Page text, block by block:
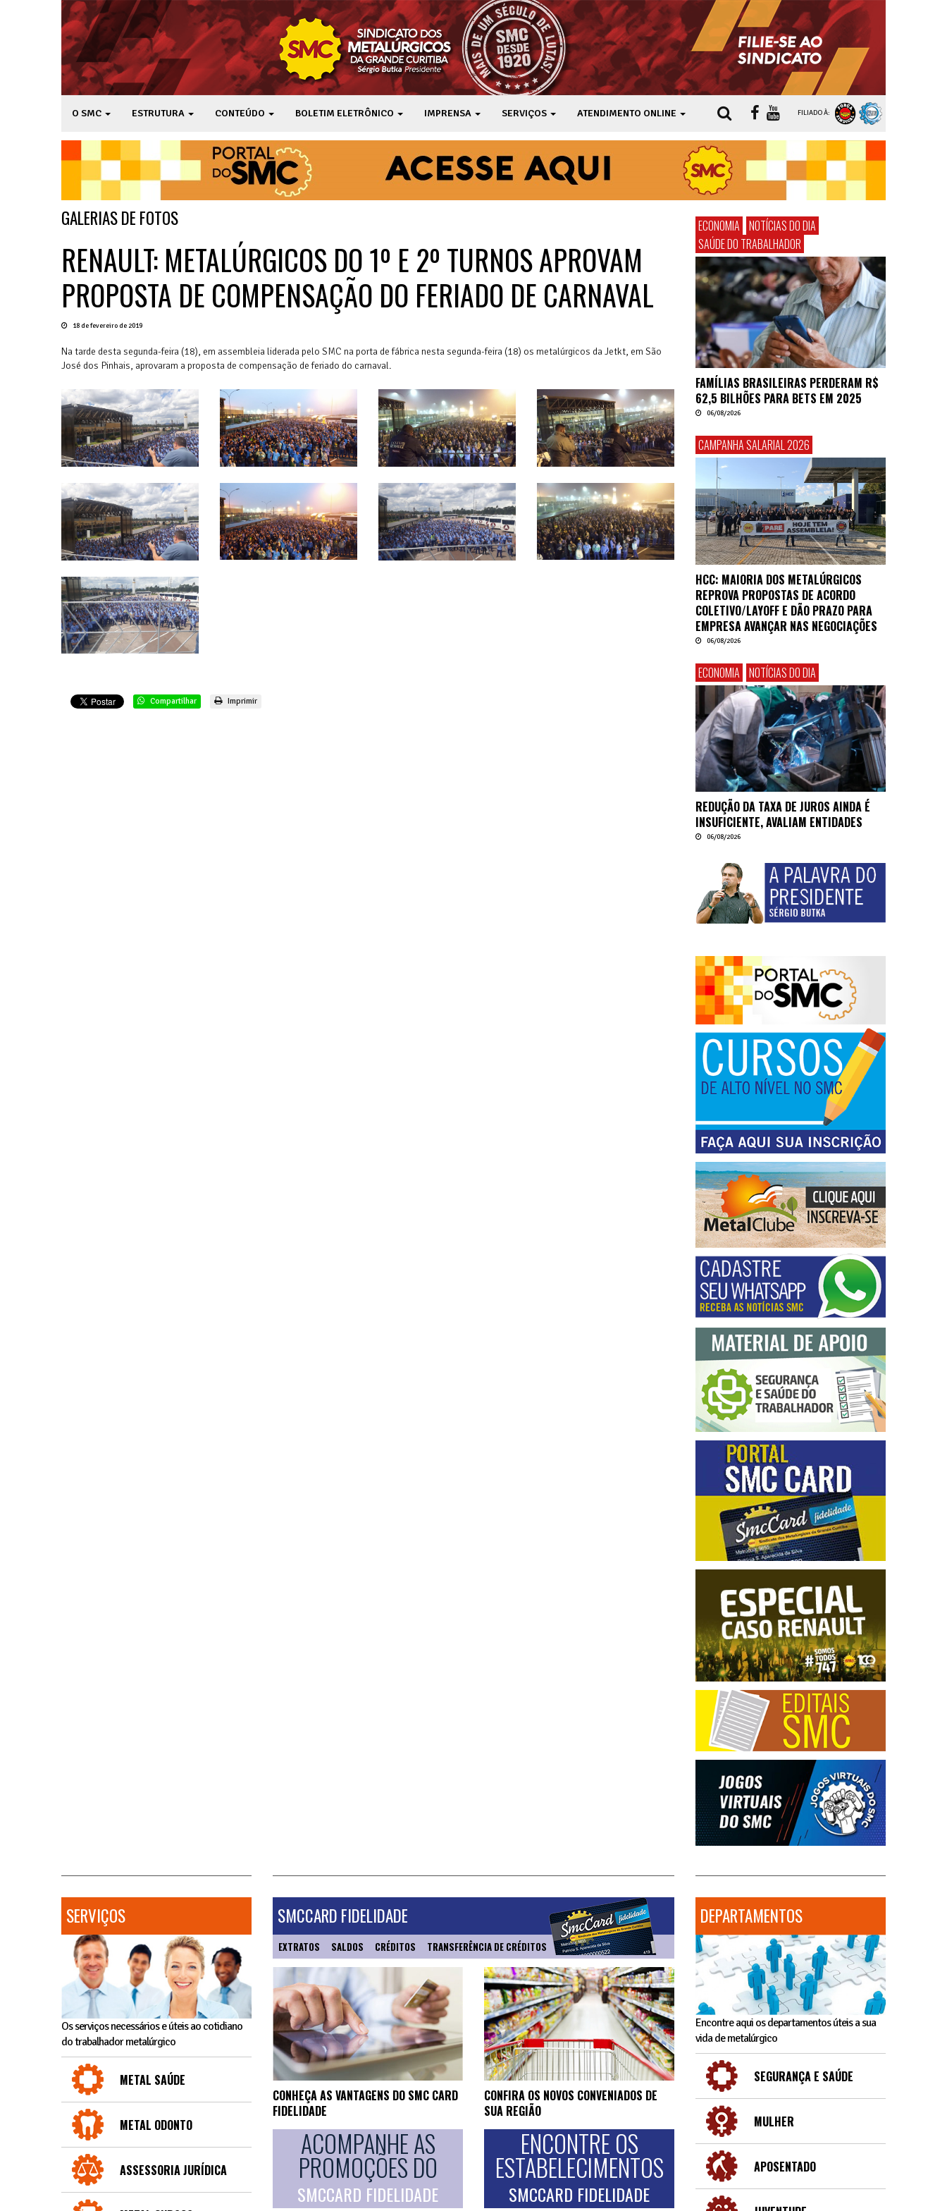
O SMC ESTRUTURA CONTEÚDO BOLETIM ELETRÔNICO IMPRENSA SERVIÇOS ATENDIMENTO ONLINE FILIADO À:
GALERIAS DE FOTOS
RENAULT: METALÚRGICOS DO 1º E 2º TURNOS APROVAM
PROPOSTA DE COMPENSAÇÃO DO FERIADO DE CARNAVAL
18 de fevereiro de 2019
Na tarde desta segunda-feira (18), em assembleia liderada pelo SMC na porta de fábrica nesta segunda-feira (18) os metalúrgicos da Jetkt, em São
José dos Pinhais, aprovaram a proposta de compensação de feriado do carnaval.
Compartilhar Imprimir
ECONOMIA NOTÍCIAS DO DIA
SAÚDE DO TRABALHADOR
FAMÍLIAS BRASILEIRAS PERDERAM R$
62,5 BILHÕES PARA BETS EM 2025
06/08/2026
CAMPANHA SALARIAL 2026
HCC: MAIORIA DOS METALÚRGICOS
REPROVA PROPOSTAS DE ACORDO
COLETIVO/LAYOFF E DÃO PRAZO PARA
EMPRESA AVANÇAR NAS NEGOCIAÇÕES
06/08/2026
ECONOMIA NOTÍCIAS DO DIA
REDUÇÃO DA TAXA DE JUROS AINDA É
INSUFICIENTE, AVALIAM ENTIDADES
06/08/2026
SERVIÇOS
Os serviços necessários e úteis ao cotidiano
do trabalhador metalúrgico
METAL SAÚDE
METAL ODONTO
ASSESSORIA JURÍDICA
SMCCARD FIDELIDADE
EXTRATOS SALDOS CRÉDITOS TRANSFERÊNCIA DE CRÉDITOS
CONHEÇA AS VANTAGENS DO SMC CARD
FIDELIDADE
ACOMPANHE AS
PROMOÇÕES DO
SMCCARD FIDELIDADE
CONFIRA OS NOVOS CONVENIADOS DE
SUA REGIÃO
ENCONTRE OS
ESTABELECIMENTOS
SMCCARD FIDELIDADE
DEPARTAMENTOS
Encontre aqui os departamentos úteis a sua
vida de metalúrgico
SEGURANÇA E SAÚDE
MULHER
APOSENTADO